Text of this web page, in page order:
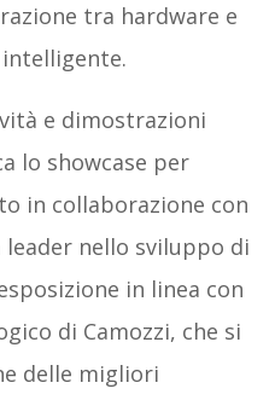
tra hardware e
e dimostrazioni
lo showcase per
in collaborazione con
leader nello sviluppo di
in linea con
di Camozzi, che si
delle migliori